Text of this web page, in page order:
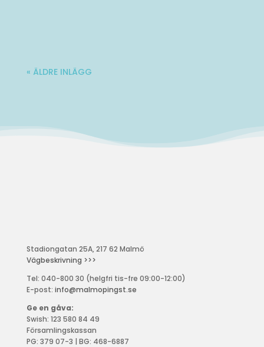
« ÄLDRE INLÄGG
Stadiongatan 25A, 217 62 Malmö
Vägbeskrivning >>>
Tel: 040-800 30 (helgfri tis-fre 09:00-12:00)
E-post: info@malmopingst.se
Ge en gåva:
Swish: 123 580 84 49
Församlingskassan
PG: 379 07-3 | BG: 468-6887